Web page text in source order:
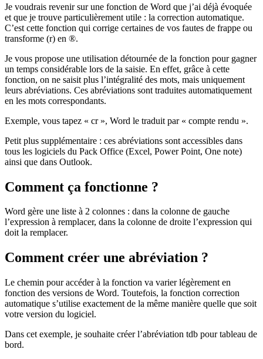
Je voudrais revenir sur une fonction de Word que j’ai déjà évoquée
et que je trouve particulièrement utile : la correction automatique.
C’est cette fonction qui corrige certaines de vos fautes de frappe ou
transforme (r) en ®.
Je vous propose une utilisation détournée de la fonction pour gagner
un temps considérable lors de la saisie. En effet, grâce à cette
fonction, on ne saisit plus l’intégralité des mots, mais uniquement
leurs abréviations. Ces abréviations sont traduites automatiquement
en les mots correspondants.
Exemple, vous tapez « cr », Word le traduit par « compte rendu ».
Petit plus supplémentaire : ces abréviations sont accessibles dans
tous les logiciels du Pack Office (Excel, Power Point, One note)
ainsi que dans Outlook.
Comment ça fonctionne ?
Word gère une liste à 2 colonnes : dans la colonne de gauche
l’expression à remplacer, dans la colonne de droite l’expression qui
doit la remplacer.
Comment créer une abréviation ?
Le chemin pour accéder à la fonction va varier légèrement en
fonction des versions de Word. Toutefois, la fonction correction
automatique s’utilise exactement de la même manière quelle que soit
votre version du logiciel.
Dans cet exemple, je souhaite créer l’abréviation tdb pour tableau de
bord.